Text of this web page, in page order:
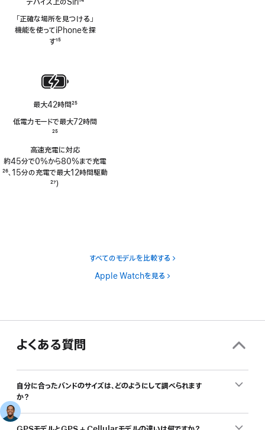
デバイス上のSiri
脚
注
14
「正確な場所を見つける」
機能を使ってiPhoneを探
す15
最大42時間
注
25
低電力モードで最大72時間
25
高速充電に対応
約45分で0%から80%まで充電
脚
26、15分の充電で最大12時間駆動
27）
すべてのモデルを比較する
Apple Watchを見る
よくある質問
自分に合ったバンドのサイズは、どのようにして調べられます
か？